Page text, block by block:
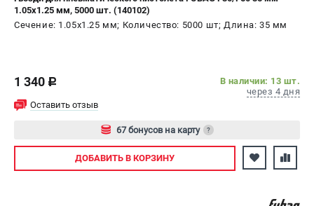
1.05x1.25 мм, 5000 шт. (140102)
Сечение: 1.05x1.25 мм; Количество: 5000 шт; Длина: 35 мм
1 340 c
В наличии: 13 шт.
через 4 дня
Оставить отзыв
67 бонусов на карту ?
Авторизуйтесь
ДОБАВИТЬ В КОРЗИНУ